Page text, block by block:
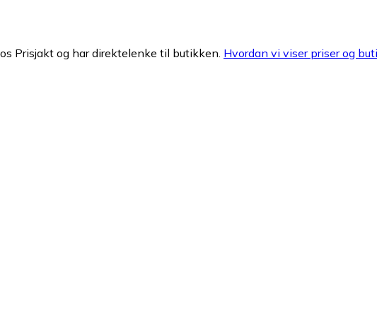
Prisjakt og har direktelenke til butikken. Hvordan vi viser priser og